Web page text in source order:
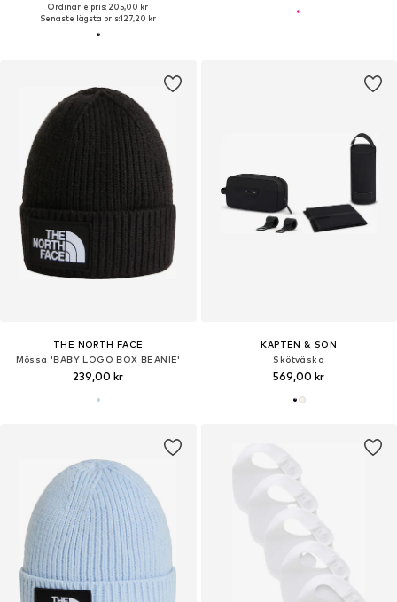
Ordinarie pris: 205,00 kr
Senaste lägsta pris:127,20 kr
THE NORTH FACE
Mössa 'BABY LOGO BOX BEANIE'
239,00 kr
KAPTEN & SON
Skötväska
569,00 kr